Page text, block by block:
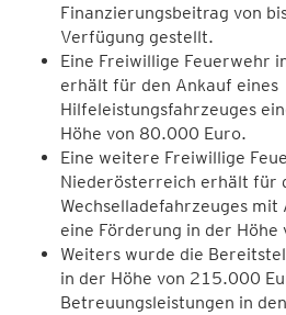
Finanzierungsbeitrag von
Verfügung gestellt.
Eine Freiwillige Feuerwehr
erhält für den Ankauf eines
Hilfeleistungsfahrzeuges
Höhe von 80.000 Euro.
Eine weitere Freiwillige
Niederösterreich erhält für
Wechselladefahrzeuges
eine Förderung in der
Weiters wurde die
in der Höhe von 215.000
Betreuungsleistungen in